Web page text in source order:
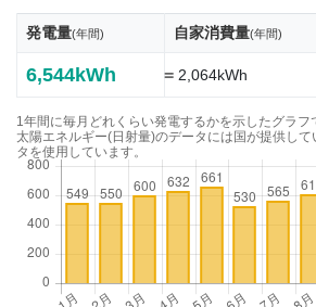
発電量(年間) 自家消費量(年間)
6,544kWh =2,064kWh
1年間に毎月どれくらい発電するかを示したグラフ
太陽エネルギー(日射量)のデータには国が提供し
タを使用しています。